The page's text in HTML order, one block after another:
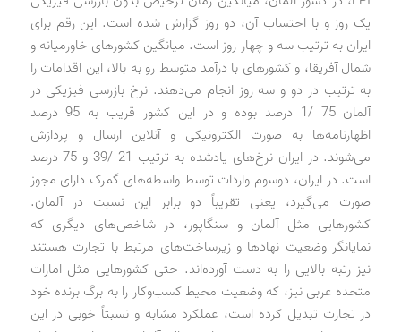
یک روز و با احتساب آن، دو روز گزارش شده است. این رقم برای
ایران به ترتیب سه و چهار روز است. میانگین کشورهای خاورمیانه و
شمال آفریقا، و کشورهای با درآمد متوسط رو به بالا، این اقدامات را
به ترتیب در دو و سه روز انجام می‌دهند. نرخ بازرسی فیزیکی در
آلمان 75 /1 درصد بوده و در این کشور قریب به 95 درصد
اظهارنامه‌ها به صورت الکترونیکی و آنلاین ارسال و پردازش
می‌شوند. در ایران نرخ‌های یادشده به ترتیب 21 /39 و 75 درصد
است. در ایران، دوسوم واردات توسط واسطه‌های گمرک دارای مجوز
صورت می‌گیرد، یعنی تقریباً دو برابر این نسبت در آلمان.
کشورهایی مثل آلمان و سنگاپور، در شاخص‌های دیگری که
نمایانگر وضعیت نهادها و زیرساخت‌های مرتبط با تجارت هستند
نیز رتبه بالایی را به دست آورده‌اند. حتی کشورهایی مثل امارات
متحده عربی نیز، که وضعیت محیط کسب‌وکار را به برگ برنده خود
در تجارت تبدیل کرده است، عملکرد مشابه و نسبتاً خوبی در این